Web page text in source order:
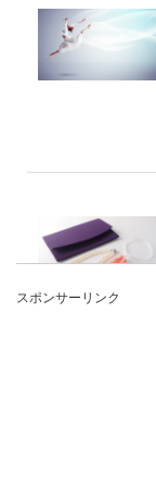
スポンサーリンク